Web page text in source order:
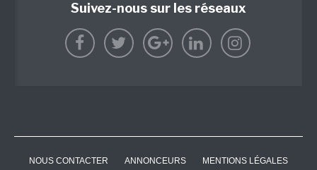
Suivez-nous sur les réseaux
NOUS CONTACTER ANNONCEURS
MENTIONS LÉGALES